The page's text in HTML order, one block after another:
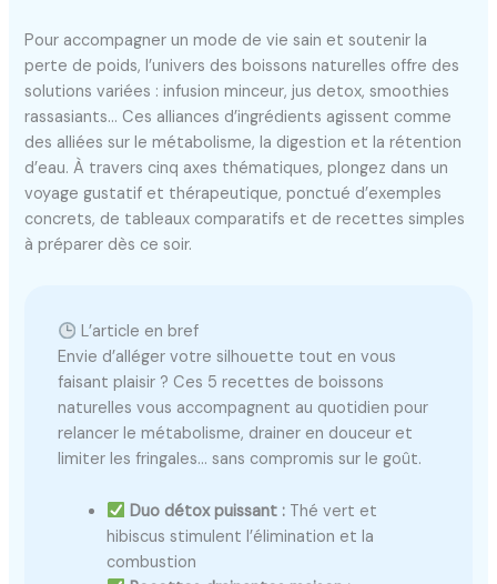
Pour accompagner un mode de vie sain et soutenir la
perte de poids, l’univers des boissons naturelles offre des
solutions variées : infusion minceur, jus detox, smoothies
rassasiants… Ces alliances d’ingrédients agissent comme
des alliées sur le métabolisme, la digestion et la rétention
d’eau. À travers cinq axes thématiques, plongez dans un
voyage gustatif et thérapeutique, ponctué d’exemples
concrets, de tableaux comparatifs et de recettes simples
à préparer dès ce soir.
L’article en bref
Envie d’alléger votre silhouette tout en vous
faisant plaisir ? Ces 5 recettes de boissons
naturelles vous accompagnent au quotidien pour
relancer le métabolisme, drainer en douceur et
limiter les fringales… sans compromis sur le goût.
Duo détox puissant :Thé vert et
hibiscus stimulent l’élimination et la
combustion